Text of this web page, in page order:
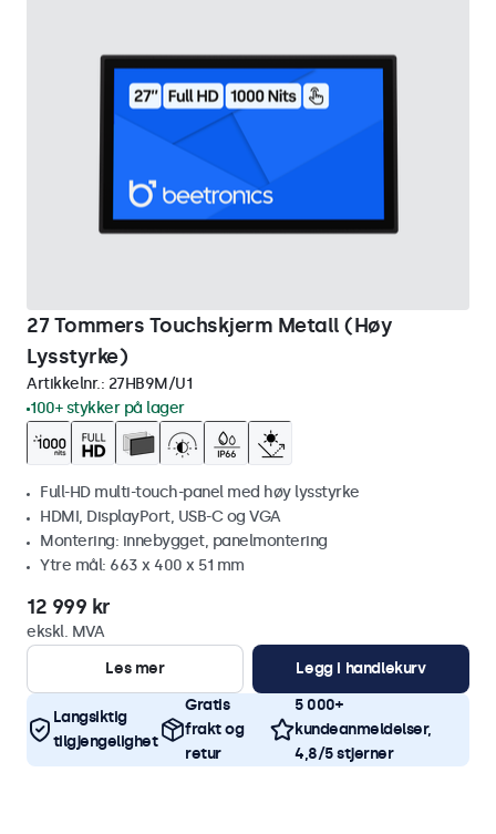
27 Tommers Touchskjerm Metall (Høy
Lysstyrke)
Artikkelnr.: 27HB9M/U1
100+ stykker på lager
Full-HD multi-touch-panel med høy lysstyrke
HDMI, DisplayPort, USB-C og VGA
Montering: innebygget, panelmontering
Ytre mål: 663 x 400 x 51 mm
12 999 kr
ekskl. MVA
Les mer
Legg i handlekurv
Langsiktig
tilgjengelighet
Gratis
frakt og
retur
5 000+
kundeanmeldelser,
4,8/5 stjerner